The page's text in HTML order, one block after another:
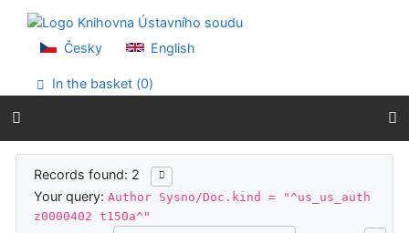
Go to menu
Accessibility declaration
Česky English
In the basket (0)
Search results
Records found: 2
Your query:Author Sysno/Doc.kind = "^us_us_auth
z0000402 t150a^"